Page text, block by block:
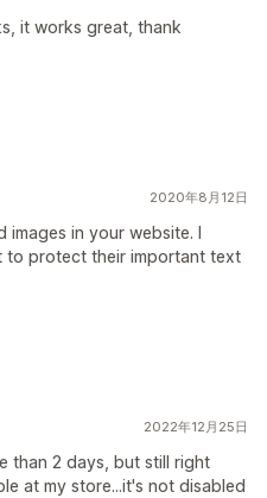
it works great, thank
2020年8月12日
in your website. I
to protect their important text
2022年12月25日
than 2 days, but still right
at my store...it's not disabled